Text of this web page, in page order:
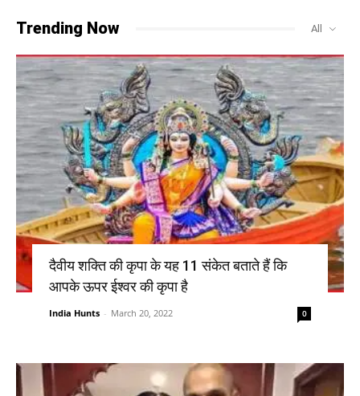
Trending Now All
दैवीय शक्ति की कृपा के यह 11 संकेत बताते हैं कि
आपके ऊपर ईश्वर की कृपा है
India Hunts - March 20, 2022 0